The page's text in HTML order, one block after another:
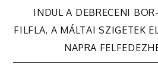
Bejegyzés
navigáció
INDUL A DEBRECENI
FILFLA, A MÁLTAI SZIGETEK
NAPRA